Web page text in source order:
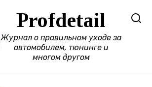
Profdetail
Журнал о правильном уходе за
автомобилем, тюнинге и
многом другом